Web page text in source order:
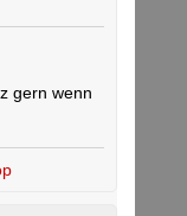
gern wenn